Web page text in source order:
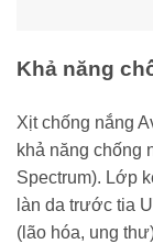
Khả năng
Xịt chống nắng
khả năng chống
Spectrum). Lớp
làn da trước tia
(lão hóa, ung